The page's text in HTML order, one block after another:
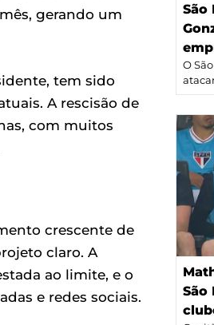
gerando um
tem sido
A rescisão de
com muitos
crescente de
claro. A
ao limite, e o
e redes sociais.
São
O
São